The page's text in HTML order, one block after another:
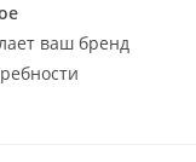
ваш бренд